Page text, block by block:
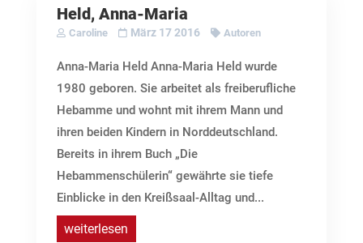
Held, Anna-Maria
Caroline März 17 2016 Autoren
Anna-Maria Held Anna-Maria Held wurde
1980 geboren. Sie arbeitet als freiberufliche
Hebamme und wohnt mit ihrem Mann und
ihren beiden Kindern in Norddeutschland.
Bereits in ihrem Buch „Die
Hebammenschülerin“ gewährte sie tiefe
Einblicke in den Kreißsaal-Alltag und...
weiterlesen